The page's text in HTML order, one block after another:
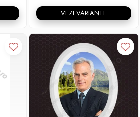
VEZI VARIANTE